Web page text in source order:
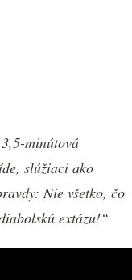
minútová
slúžiaci ako
Nie všetko, čo
extázu!“